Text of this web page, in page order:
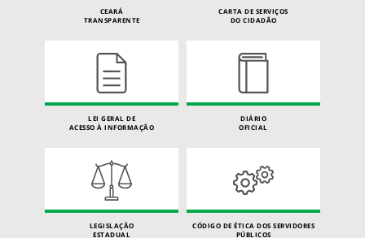
CEARÁ
TRANSPARENTE
CARTA DE SERVIÇOS
DO CIDADÃO
LEI GERAL DE
ACESSO À INFORMAÇÃO
DIÁRIO
OFICIAL
LEGISLAÇÃO
ESTADUAL
CÓDIGO DE ÉTICA DOS SERVIDORES
PÚBLICOS